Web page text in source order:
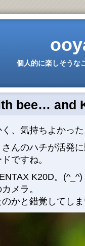
個人的に楽しそうな
bee… and
、気持ちよかっ
んのハチが活発
ですね。
K20D。(^_^)
メラ。
かと錯覚してし